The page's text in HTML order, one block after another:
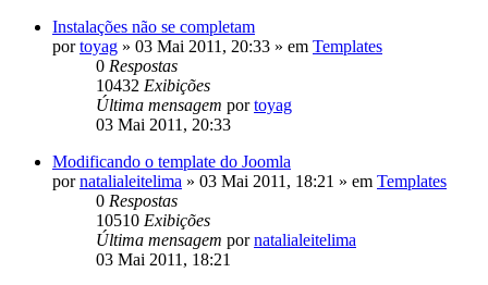
Instalações não se completam
portoyag » 03 Mai 2011, 20:33 » em Templates
0 Respostas
10432 Exibições
Última mensagem portoyag
03 Mai 2011, 20:33
Modificando o template do Joomla
pornatalialeitelima » 03 Mai 2011, 18:21 » em Templates
0 Respostas
10510 Exibições
Última mensagem pornatalialeitelima
03 Mai 2011, 18:21